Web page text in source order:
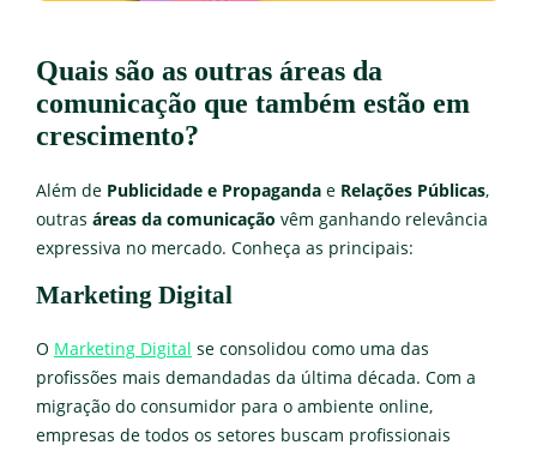
Quais são as outras áreas da
comunicação que também estão em
crescimento?
Além de Publicidade e Propaganda e Relações Públicas,
outras áreas da comunicação vêm ganhando relevância
expressiva no mercado. Conheça as principais:
Marketing Digital
O Marketing Digital se consolidou como uma das
profissões mais demandadas da última década. Com a
migração do consumidor para o ambiente online,
empresas de todos os setores buscam profissionais